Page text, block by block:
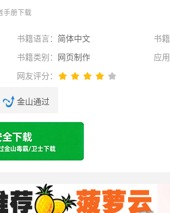
手册下载
书籍语言： 简体中文 书
书籍类别： 网页制作 应
网友评分：
金山通过